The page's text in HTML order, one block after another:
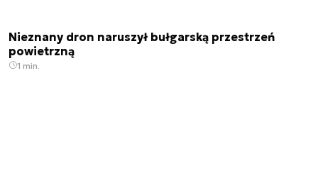
Nieznany dron naruszył bułgarską przestrzeń
powietrzną
1 min.